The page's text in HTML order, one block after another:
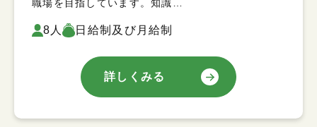
職場を目指しています。知識…
8人 日給制及び月給制
詳しくみる